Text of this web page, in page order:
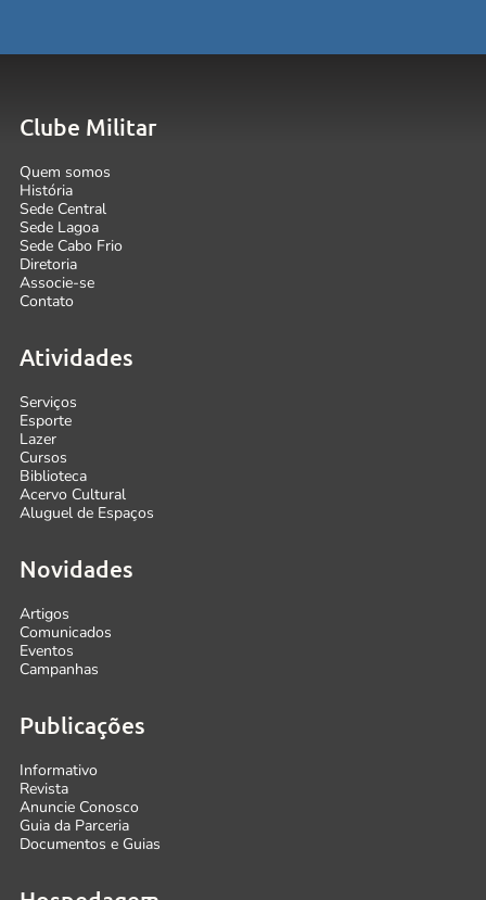
Clube Militar
Quem somos
História
Sede Central
Sede Lagoa
Sede Cabo Frio
Diretoria
Associe-se
Contato
Atividades
Serviços
Esporte
Lazer
Cursos
Biblioteca
Acervo Cultural
Aluguel de Espaços
Novidades
Artigos
Comunicados
Eventos
Campanhas
Publicações
Informativo
Revista
Anuncie Conosco
Guia da Parceria
Documentos e Guias